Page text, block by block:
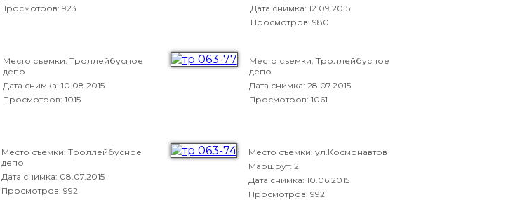
Просмотров: 923
Дата снимка: 12.09.2015
Просмотров: 980
Место съемки: Троллейбусное
депо
Дата снимка:10.08.2015
Просмотров: 1015
Место съемки: Троллейбусное
депо
Дата снимка: 28.07.2015
Просмотров: 1061
Место съемки: Троллейбусное
депо
Дата снимка: 08.07.2015
Просмотров: 992
Место съемки: ул.Космонавтов
Маршрут: 2
Дата снимка: 10.06.2015
Просмотров: 992